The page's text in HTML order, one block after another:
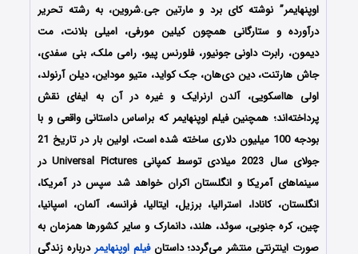
اوپنهایمر” نوشته کای برد و مارتین جی.شروین، به رشته تحریر
درآورده و ستارگانی همچون کیلین مورفی، امیلی بلانت، مت
دیمون، رابرت داونی جونیور، فلورنس پیو، رامی ملک، بنی سفدی،
جاش هارتنت، دین دی‌هان، جک کواید، متیو موداین، دیلن آرنولد،
اولی هااسکویی، آلدن ارنرایک و غیره در آن به ایفای نقش
پرداخته‌اند؛ همچنین فیلم اوپنهایمر که براساس داستانی واقعی و با
بودجه 100 میلیون دلاری ساخته شده است، اولین بار در تاریخ 21
جولای سال 2023 میلادی توسط کمپانی Universal Pictures در
سینماهای آمریکا و انگلستان اکران خواهد شد سپس در آمریکا،
انگلستان، کانادا، استرالیا، برزیل، ایتالیا، فرانسه، آلمان، اسپانیا،
چین، کره جنوبی، سوئد، هلند، دانمارک و سایر کشورها همزمان به
صورت اینترنتی منتشر می‌گردد؛ داستانفیلم اوپنهایمر درباره زندگی